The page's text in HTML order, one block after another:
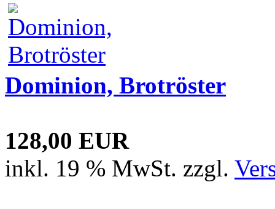
Dominion, Brotröster
128,00 EUR
inkl. 19 % MwSt. zzgl.